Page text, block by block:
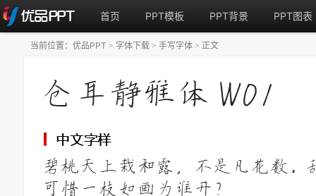
首页 PPT模板 PPT背景 PPT图表
当前位置： 优品PPT > 字体下载 > 手写字体 > 正文